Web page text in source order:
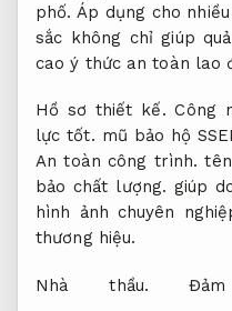
phố. Áp dụng cho
sắc không chỉ giúp
cao ý thức an toàn lao
Hồ sơ thiết kế. Công
lực tốt. mũ bảo hộ
An toàn công trình.
bảo chất lượng. giúp
hình ảnh chuyên
thương hiệu.
Nhà thầu.